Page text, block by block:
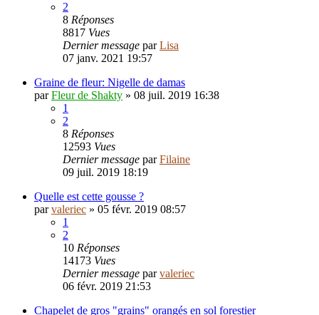
2
8 Réponses
8817 Vues
Dernier message parLisa
07 janv. 2021 19:57
Graine de fleur: Nigelle de damas
parFleur de Shakty » 08 juil. 2019 16:38
1
2
8 Réponses
12593 Vues
Dernier message parFilaine
09 juil. 2019 18:19
Quelle est cette gousse ?
parvaleriec » 05 févr. 2019 08:57
1
2
10 Réponses
14173 Vues
Dernier message parvaleriec
06 févr. 2019 21:53
Chapelet de gros "grains" orangés en sol forestier